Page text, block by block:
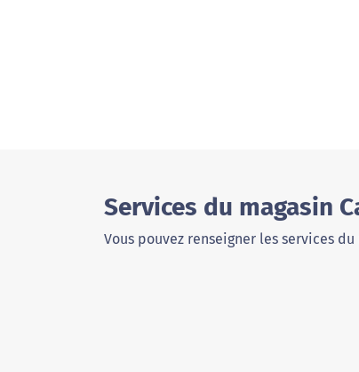
Services du magasin
Vous pouvez renseigner les services du